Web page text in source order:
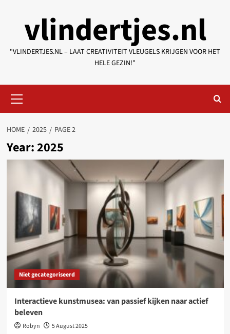
contentvlindertjes.nl
"VLINDERTJES.NL – LAAT CREATIVITEIT VLEUGELS KRIJGEN VOOR HET
HELE GEZIN!"
Menu
HOME 2025 PAGE 2
Year:2025
Niet gecategoriseerd
Interactieve kunstmusea: van passief kijken naar actief
beleven
Robyn
5 August 2025